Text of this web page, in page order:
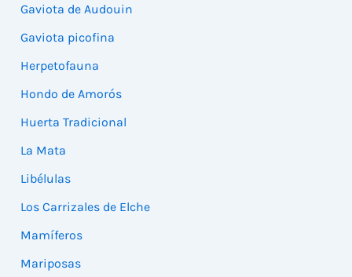
Gaviota de Audouin
Gaviota picofina
Herpetofauna
Hondo de Amorós
Huerta Tradicional
La Mata
Libélulas
Los Carrizales de Elche
Mamíferos
Mariposas